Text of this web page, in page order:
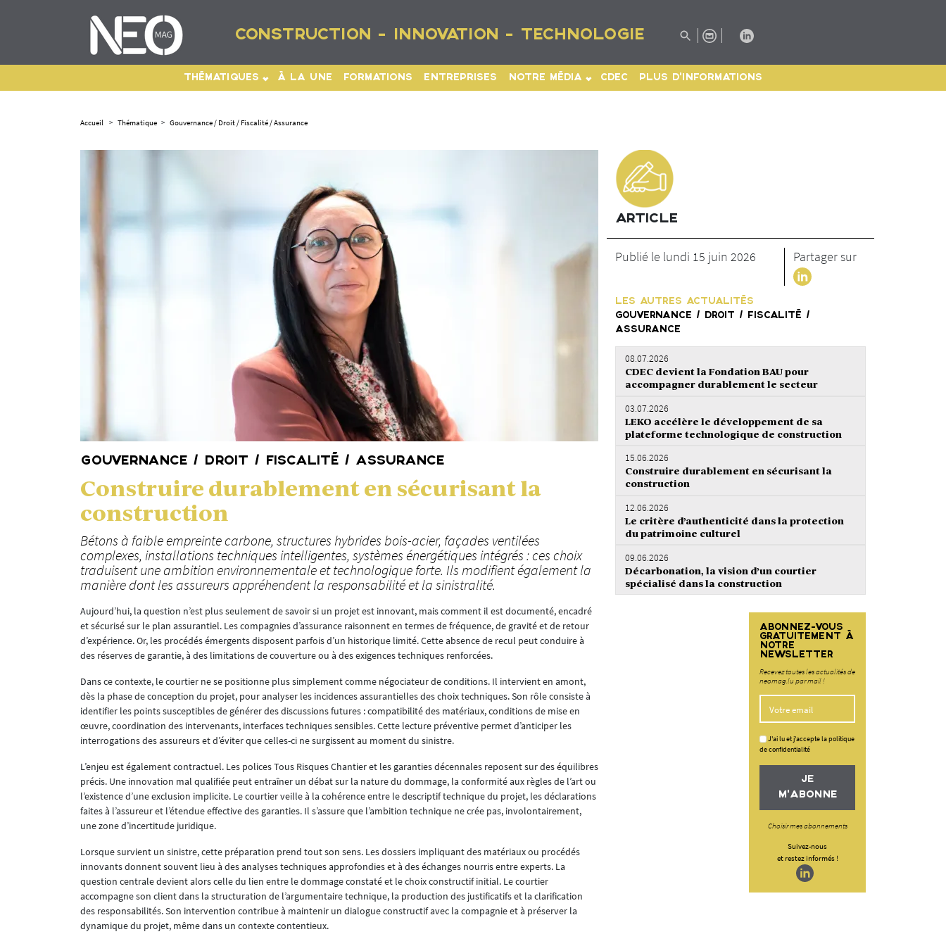
CONSTRUCTION - INNOVATION - TECHNOLOGIE
THÉMATIQUES À LA UNE FORMATIONS ENTREPRISES NOTRE MÉDIA CDEC PLUS D'INFORMATIONS
Accueil > Thématique > Gouvernance / Droit / Fiscalité / Assurance
GOUVERNANCE / DROIT / FISCALITÉ / ASSURANCE
Construire durablement en sécurisant la
construction
Bétons à faible empreinte carbone, structures hybrides bois-acier, façades ventilées
complexes, installations techniques intelligentes, systèmes énergétiques intégrés : ces choix
traduisent une ambition environnementale et technologique forte. Ils modifient également la
manière dont les assureurs appréhendent la responsabilité et la sinistralité.
Aujourd’hui, la question n’est plus seulement de savoir si un projet est innovant, mais comment il est documenté, encadré
et sécurisé sur le plan assurantiel. Les compagnies d’assurance raisonnent en termes de fréquence, de gravité et de retour
d’expérience. Or, les procédés émergents disposent parfois d’un historique limité. Cette absence de recul peut conduire à
des réserves de garantie, à des limitations de couverture ou à des exigences techniques renforcées.
Dans ce contexte, le courtier ne se positionne plus simplement comme négociateur de conditions. Il intervient en amont,
dès la phase de conception du projet, pour analyser les incidences assurantielles des choix techniques. Son rôle consiste à
identifier les points susceptibles de générer des discussions futures : compatibilité des matériaux, conditions de mise en
œuvre, coordination des intervenants, interfaces techniques sensibles. Cette lecture préventive permet d’anticiper les
interrogations des assureurs et d’éviter que celles-ci ne surgissent au moment du sinistre.
L’enjeu est également contractuel. Les polices Tous Risques Chantier et les garanties décennales reposent sur des équilibres
précis. Une innovation mal qualifiée peut entraîner un débat sur la nature du dommage, la conformité aux règles de l’art ou
l’existence d’une exclusion implicite. Le courtier veille à la cohérence entre le descriptif technique du projet, les déclarations
faites à l’assureur et l’étendue effective des garanties. Il s’assure que l’ambition technique ne crée pas, involontairement,
une zone d’incertitude juridique.
Lorsque survient un sinistre, cette préparation prend tout son sens. Les dossiers impliquant des matériaux ou procédés
innovants donnent souvent lieu à des analyses techniques approfondies et à des échanges nourris entre experts. La
question centrale devient alors celle du lien entre le dommage constaté et le choix constructif initial. Le courtier
accompagne son client dans la structuration de l’argumentaire technique, la production des justificatifs et la clarification
des responsabilités. Son intervention contribue à maintenir un dialogue constructif avec la compagnie et à préserver la
dynamique du projet, même dans un contexte contentieux.
ARTICLE
Publié le lundi 15 juin 2026 Partager sur
LES AUTRES ACTUALITÉS
GOUVERNANCE / DROIT / FISCALITÉ /
ASSURANCE
08.07.2026
CDEC devient la Fondation BAU pour
accompagner durablement le secteur
03.07.2026
LEKO accélère le développement de sa
plateforme technologique de construction
15.06.2026
Construire durablement en sécurisant la
construction
12.06.2026
Le critère d’authenticité dans la protection
du patrimoine culturel
09.06.2026
Décarbonation, la vision d’un courtier
spécialisé dans la construction
ABONNEZ-VOUS
GRATUITEMENT À
NOTRE
NEWSLETTER
Recevez toutes les actualités de
neomag.lu par mail !
J'ai lu et j'accepte la politique
de confidentialité
JE
M'ABONNE
Choisir mes abonnements
Suivez-nous
et restez informés !